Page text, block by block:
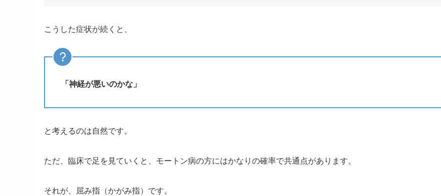
こうした症状が続くと、
「神経が悪いのかな」
と考えるのは自然です。
ただ、臨床で足を見ていくと、モートン病の方にはかなりの確率で共通点があります。
それが、屈み指（かがみ指）です。